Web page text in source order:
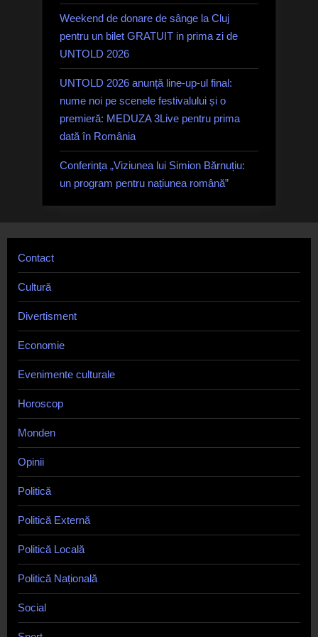
Weekend de donare de sânge la Cluj
pentru un bilet GRATUIT in prima zi de
UNTOLD 2026
UNTOLD 2026 anunță line-up-ul final:
nume noi pe scenele festivalului și o
premieră: MEDUZA 3Live pentru prima
dată în România
Conferința „Viziunea lui Simion Bărnuțiu:
un program pentru națiunea română”
Contact
Cultură
Divertisment
Economie
Evenimente culturale
Horoscop
Monden
Opinii
Politică
Politică Externă
Politică Locală
Politică Națională
Social